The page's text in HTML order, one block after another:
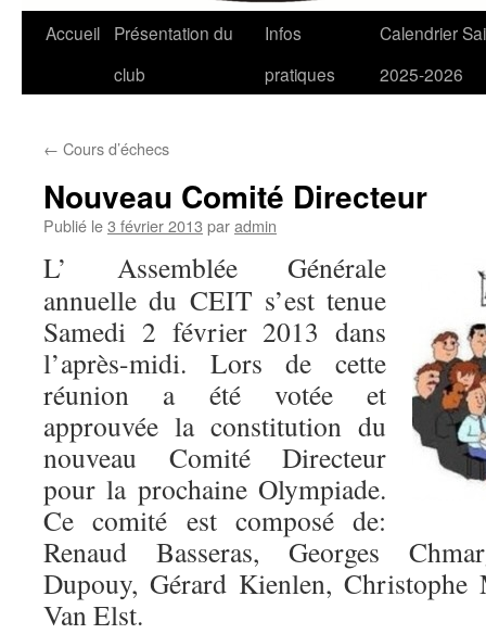
Accueil
Présentation du
club
Infos
pratiques
Calendrier
2025-2026
← Cours d’échecs
Nouveau Comité Directeur
Publié le3 février 2013 paradmin
L’ Assemblée Générale
annuelle du CEIT s’est tenue
Samedi 2 février 2013 dans
l’après-midi. Lors de cette
réunion a été votée et
approuvée la constitution du
nouveau Comité Directeur
pour la prochaine Olympiade.
Ce comité est composé de:
Renaud Basseras, Georges
Dupouy, Gérard Kienlen, Christophe
Van Elst.